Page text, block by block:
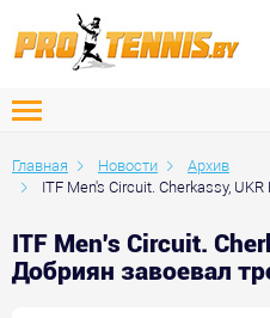
Главная Новости
Архив
ITF Men's Circuit. Cherkassy,
ITF Men's Circuit.
Добриян завоевал